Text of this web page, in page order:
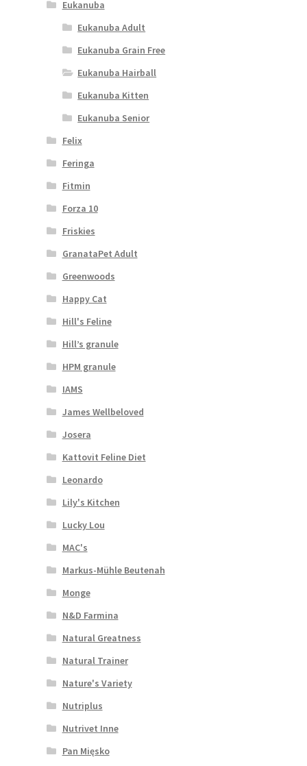
Eukanuba
Eukanuba Adult
Eukanuba Grain Free
Eukanuba Hairball
Eukanuba Kitten
Eukanuba Senior
Felix
Feringa
Fitmin
Forza 10
Friskies
GranataPet Adult
Greenwoods
Happy Cat
Hill's Feline
Hill’s granule
HPM granule
IAMS
James Wellbeloved
Josera
Kattovit Feline Diet
Leonardo
Lily's Kitchen
Lucky Lou
MAC's
Markus-Mühle Beutenah
Monge
N&D Farmina
Natural Greatness
Natural Trainer
Nature's Variety
Nutriplus
Nutrivet Inne
Pan Mięsko